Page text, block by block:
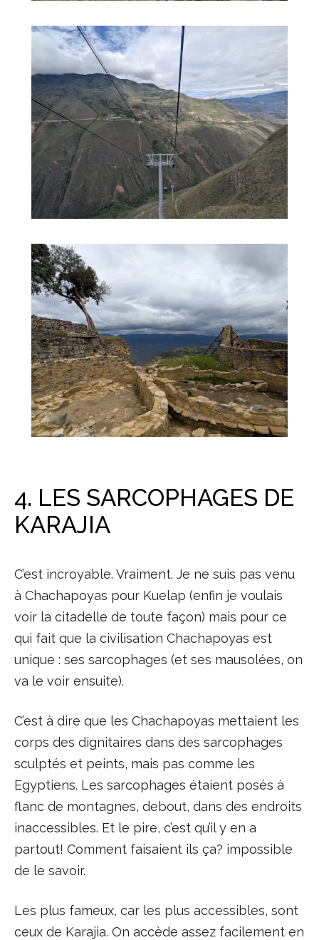
4. LES SARCOPHAGES DE
KARAJIA
C’est incroyable. Vraiment. Je ne suis pas venu
à Chachapoyas pour Kuelap (enfin je voulais
voir la citadelle de toute façon) mais pour ce
qui fait que la civilisation Chachapoyas est
unique : ses sarcophages (et ses mausolées, on
va le voir ensuite).
C’est à dire que les Chachapoyas mettaient les
corps des dignitaires dans des sarcophages
sculptés et peints, mais pas comme les
Egyptiens. Les sarcophages étaient posés à
flanc de montagnes, debout, dans des endroits
inaccessibles. Et le pire, c’est qu’il y en a
partout! Comment faisaient ils ça? impossible
de le savoir.
Les plus fameux, car les plus accessibles, sont
ceux de Karajia. On accède assez facilement en